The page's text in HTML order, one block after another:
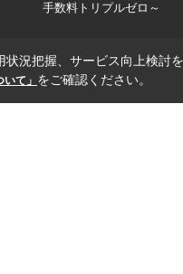
手数料トリプルゼロ～
況把握、サービス向上検討
て」 をご確認ください。